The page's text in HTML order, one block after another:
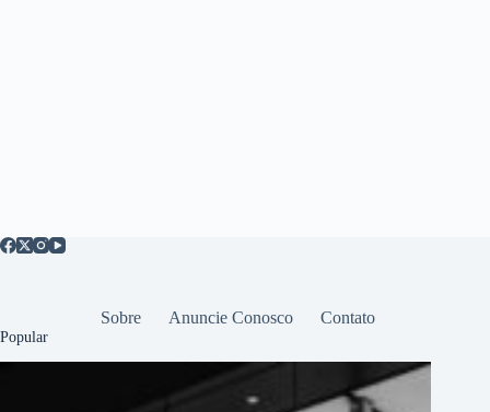
Sobre Anuncie Conosco Contato
Popular